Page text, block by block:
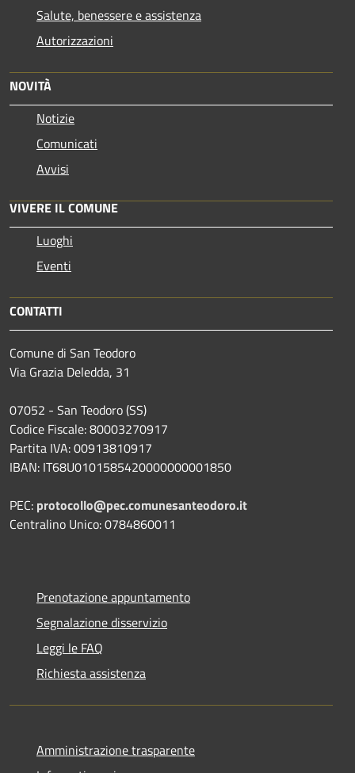
Salute, benessere e assistenza
Autorizzazioni
NOVITÀ
Notizie
Comunicati
Avvisi
VIVERE IL COMUNE
Luoghi
Eventi
CONTATTI
Comune di San Teodoro
Via Grazia Deledda, 31
07052 - San Teodoro (SS)
Codice Fiscale: 80003270917
Partita IVA: 00913810917
IBAN: IT68U0101585420000000001850
PEC: protocollo@pec.comunesanteodoro.it
Centralino Unico: 0784860011
Prenotazione appuntamento
Segnalazione disservizio
Leggi le FAQ
Richiesta assistenza
Amministrazione trasparente